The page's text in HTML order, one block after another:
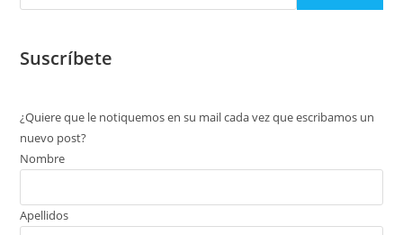
Suscríbete
¿Quiere que le notiquemos en su mail cada vez que escribamos un
nuevo post?
Nombre
Apellidos